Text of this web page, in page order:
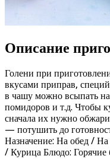
Описание
Голени при
вкусами приправ,
в чашу можно всыпать
помидоров и т.д. Чтобы
сначала их нужно
— потушить до
Назначение: На обед /
/ Курица Блюдо: Горячие